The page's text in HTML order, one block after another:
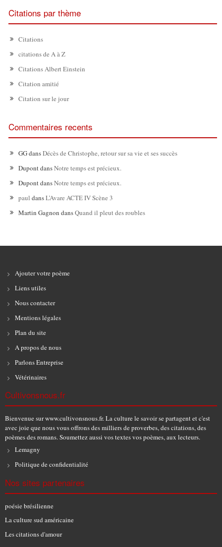
Citations par thème
Citations
citations de A à Z
Citations Albert Einstein
Citation amitié
Citation sur le jour
Commentaires recents
GGdansDécès de Christophe, retour sur sa vie et ses succès
DupontdansNotre temps est précieux.
DupontdansNotre temps est précieux.
paul dansL’Avare ACTE IV Scène 3
Martin Gagnon dansQuand il pleut des roubles
Ajouter votre poème
Liens utiles
Nous contacter
Mentions légales
Plan du site
A propos de nous
Parlons Entreprise
Vétérinaires
Cultivonsnous.fr
Bienvenue sur www.cultivonsnous.fr. La culture le savoir se partagent et c'est
avec joie que nous vous offrons des milliers de proverbes, des citations, des
poèmes des romans. Soumettez aussi vos textes vos poèmes, aux lecteurs.
Lemagny
Politique de confidentialité
Nos sites partenaires
poésie brésilienne
La culture sud américaine
Les citations d'amour